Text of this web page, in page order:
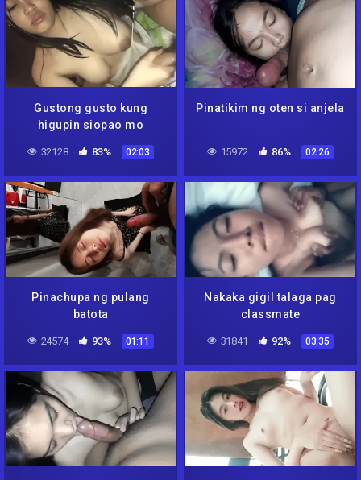
Gustong gusto kung
higupin siopao mo
32128 83% 02:03
Pinatikim ng oten si anjela
15972 86% 02:26
Pinachupa ng pulang
batota
24574 93% 01:11
Nakaka gigil talaga pag
classmate
31841 92% 03:35